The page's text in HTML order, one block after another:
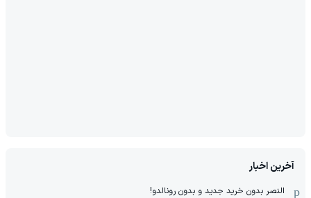
آخرین اخبار
النصر بدون خرید جدید و بدون رونالدو!